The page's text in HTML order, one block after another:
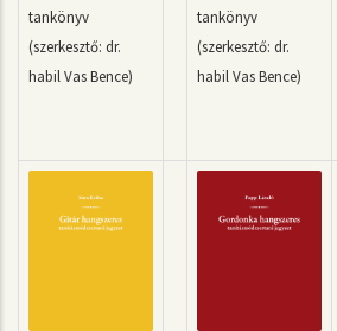
tankönyv
(szerkesztő: dr.
habil Vas Bence)
tankönyv
(szerkesztő: dr.
habil Vas Bence)